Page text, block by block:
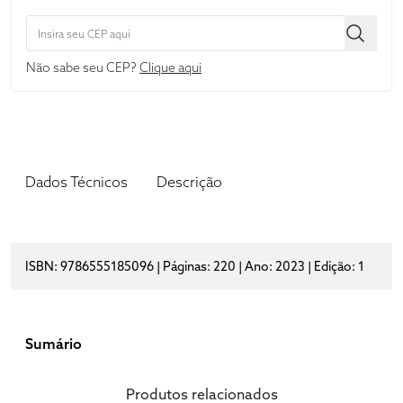
Não sabe seu CEP? Clique aqui
Dados Técnicos Descrição
ISBN: 9786555185096 | Páginas: 220 | Ano: 2023 | Edição: 1
Sumário
Produtos relacionados